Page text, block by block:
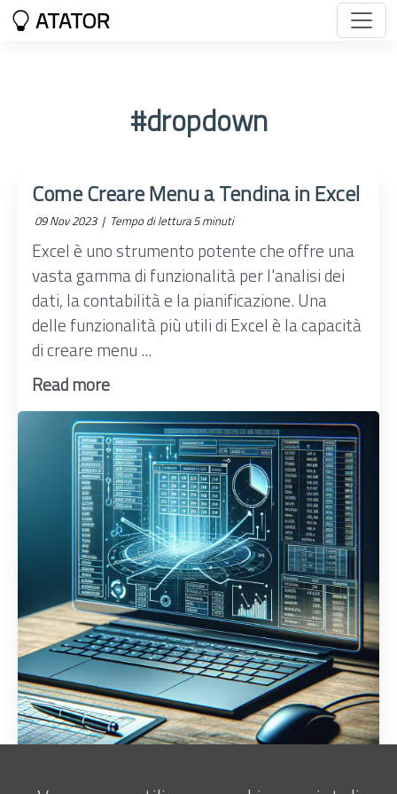
ATATOR
#dropdown
Come Creare Menu a Tendina in Excel
09 Nov 2023 | Tempo di lettura 5 minuti
Excel è uno strumento potente che offre una
vasta gamma di funzionalità per l'analisi dei
dati, la contabilità e la pianificazione. Una
delle funzionalità più utili di Excel è la capacità
di creare menu ...
Read more